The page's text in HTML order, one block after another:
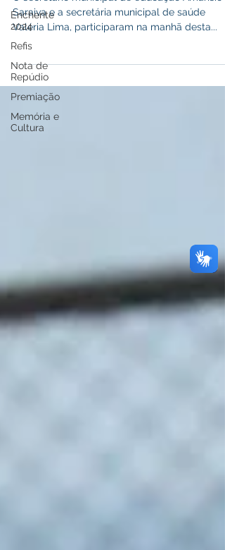
Enchente
2024
Refis
Nota de
Repúdio
Premiação
Memória e
Cultura
O secretário municipal de educação Amarísio
Saraiva e a secretária municipal de saúde
Valéria Lima, participaram na manhã desta...